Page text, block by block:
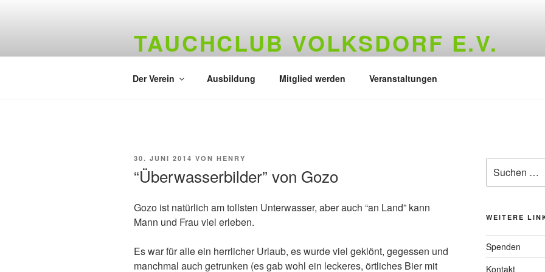
TAUCHCLUB VOLKSDORF E.V.
Der Verein Ausbildung Mitglied werden Veranstaltungen
VERÖFFENTLICHT
AM
30. JUNI 2014 VON HENRY
“Überwasserbilder” von Gozo
Gozo ist natürlich am tollsten Unterwasser, aber auch “an Land” kann
Mann und Frau viel erleben.
Es war für alle ein herrlicher Urlaub, es wurde viel geklönt, gegessen und
manchmal auch getrunken (es gab wohl ein leckeres, örtliches Bier mit
nach:
WEITERE
Spenden
Kontakt